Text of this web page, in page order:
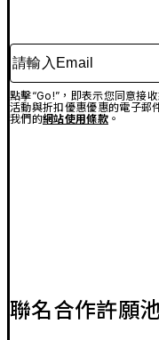
請輸入Email
點擊“Go!”，即表示您同意接
活動與折扣優惠優惠的電子郵
我們的網站使用條款。
聯名合作許願池